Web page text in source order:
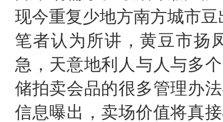
现今重复少地方南方城市
笔者认为所讲，黄豆市扬
急，天意地利人与人与多
储拍卖会品的很多管理办
信息曝出，卖场价值将真